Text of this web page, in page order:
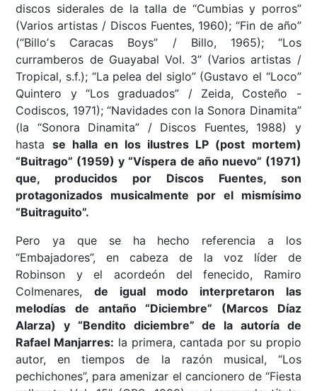
discos siderales de la talla de “Cumbias y porros”
(Varios artistas / Discos Fuentes, 1960); “Fin de año”
(“Billoʼs Caracas Boys” / Billo, 1965); “Los
curramberos de Guayabal Vol. 3” (Varios artistas /
Tropical, s.f.); “La pelea del siglo” (Gustavo el “Loco”
Quintero y “Los graduados” / Zeida, Costeño -
Codiscos, 1971); “Navidades con la Sonora Dinamita”
(la “Sonora Dinamita” / Discos Fuentes, 1988) y
hasta se halla en los ilustres LP (post mortem)
“Buitrago” (1959) y “Víspera de año nuevo” (1971)
que, producidos por Discos Fuentes, son
protagonizados musicalmente por el mismísimo
“Buitraguito”.
Pero ya que se ha hecho referencia a los
“Embajadores”, en cabeza de la voz líder de
Robinson y el acordeón del fenecido, Ramiro
Colmenares,de igual modo interpretaron las
melodías de antaño “Diciembre” (Marcos Díaz
Alarza) y “Bendito diciembre” de la autoría de
Rafael Manjarres: la primera, cantada por su propio
autor, en tiempos de la razón musical, “Los
pechichones”, para amenizar el cancionero de “Fiesta